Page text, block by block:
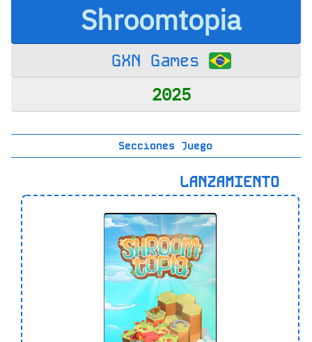
Shroomtopia
GXN Games
2025
Secciones Juego
LANZAMIENTO